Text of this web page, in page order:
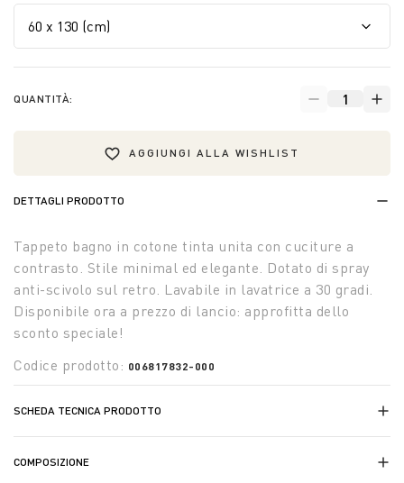
QUANTITÀ:
AGGIUNGI ALLA WISHLIST
DETTAGLI PRODOTTO
Tappeto bagno in cotone tinta unita con cuciture a
contrasto. Stile minimal ed elegante. Dotato di spray
anti-scivolo sul retro. Lavabile in lavatrice a 30 gradi.
Disponibile ora a prezzo di lancio: approfitta dello
sconto speciale!
Codice prodotto: 006817832-000
SCHEDA TECNICA PRODOTTO
COMPOSIZIONE